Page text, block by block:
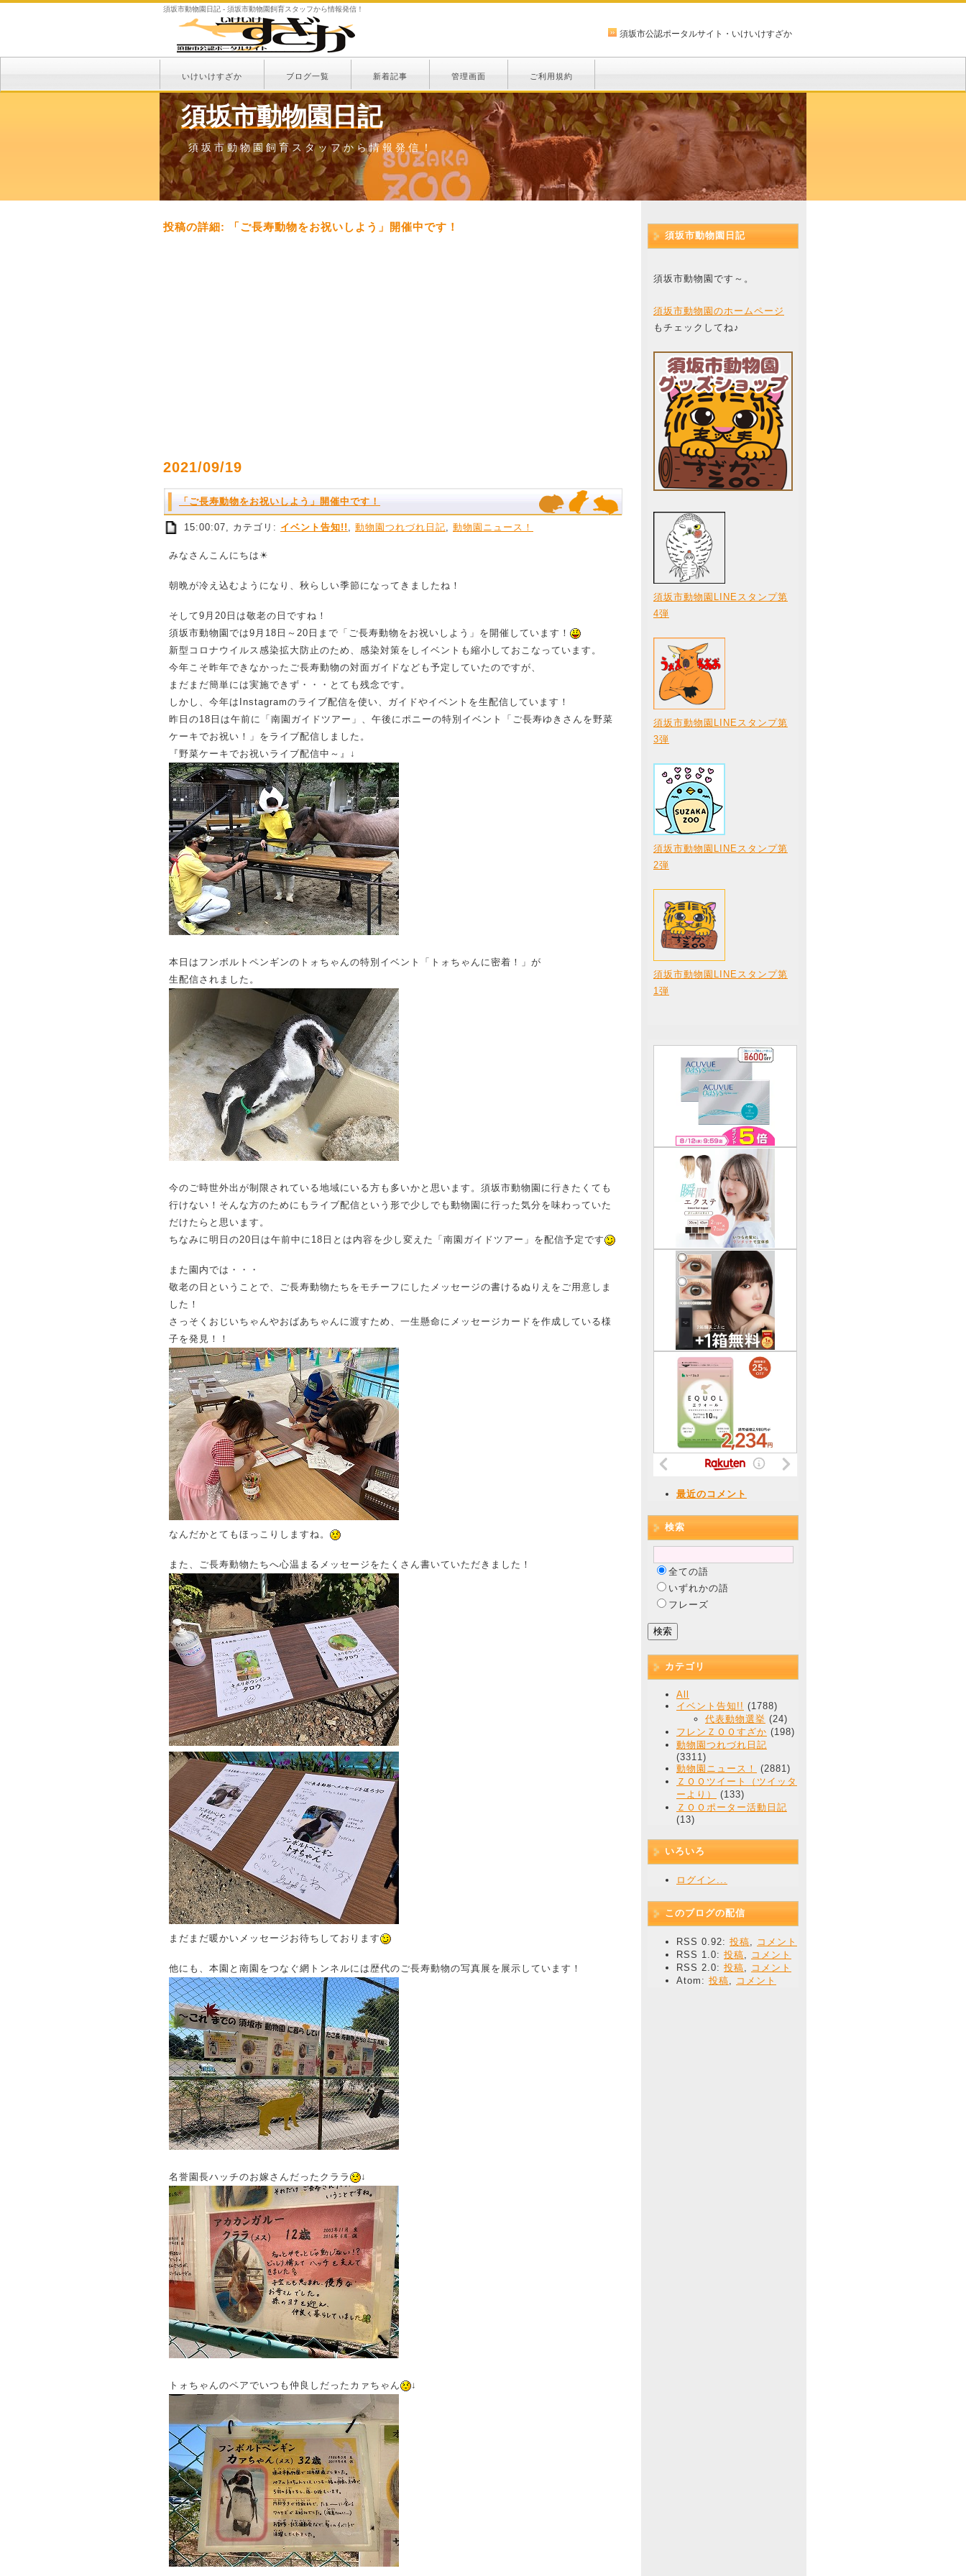
須坂市動物園日記 - 須坂市動物園飼育スタッフから情報発信！
須坂市公認ポータルサイト・いけいけすざか
いけいけすざか ブログ一覧 新着記事 管理画面 ご利用規約
須坂市動物園日記
須坂市動物園飼育スタッフから情報発信！
投稿の詳細: 「ご長寿動物をお祝いしよう」開催中です！
2021/09/19
「ご長寿動物をお祝いしよう」開催中です！
15:00:07, カテゴリ: イベント告知!! 動物園つれづれ日記 動物園ニュース！
みなさんこんにちは☀
朝晩が冷え込むようになり、秋らしい季節になってきましたね！
そして9月20日は敬老の日ですね！
須坂市動物園では9月18日～20日まで「ご長寿動物をお祝いしよう」を開催しています！
新型コロナウイルス感染拡大防止のため、感染対策をしイベントも縮小しておこなっています。
今年こそ昨年できなかったご長寿動物の対面ガイドなども予定していたのですが、
まだまだ簡単には実施できず・・・とても残念です。
しかし、今年はInstagramのライブ配信を使い、ガイドやイベントを生配信しています！
昨日の18日は午前に「南園ガイドツアー」、午後にポニーの特別イベント「ご長寿ゆきさんを野菜
ケーキでお祝い！」をライブ配信しました。
『野菜ケーキでお祝いライブ配信中～』↓
本日はフンボルトペンギンのトォちゃんの特別イベント「トォちゃんに密着！」が
生配信されました。
今のご時世外出が制限されている地域にいる方も多いかと思います。須坂市動物園に行きたくても
行けない！そんな方のためにもライブ配信という形で少しでも動物園に行った気分を味わっていた
だけたらと思います。
ちなみに明日の20日は午前中に18日とは内容を少し変えた「南園ガイドツアー」を配信予定です
また園内では・・・
敬老の日ということで、ご長寿動物たちをモチーフにしたメッセージの書けるぬりえをご用意しま
した！
さっそくおじいちゃんやおばあちゃんに渡すため、一生懸命にメッセージカードを作成している様
子を発見！！
なんだかとてもほっこりしますね。
また、ご長寿動物たちへ心温まるメッセージをたくさん書いていただきました！
まだまだ暖かいメッセージお待ちしております
他にも、本園と南園をつなぐ網トンネルには歴代のご長寿動物の写真展を展示しています！
名誉園長ハッチのお嫁さんだったクララ ↓
トォちゃんのペアでいつも仲良しだったカァちゃん ↓
須坂市動物園日記
須坂市動物園です～。
須坂市動物園のホームページ
もチェックしてね♪
須坂市動物園LINEスタンプ第
4弾
須坂市動物園LINEスタンプ第
3弾
須坂市動物園LINEスタンプ第
2弾
須坂市動物園LINEスタンプ第
1弾
最近のコメント
検索
全ての語
いずれかの語
フレーズ
カテゴリ
All
イベント告知!! (1788)
代表動物選挙 (24)
フレンＺＯＯすざか (198)
動物園つれづれ日記
(3311)
動物園ニュース！
(2881)
ＺＯＯツイート（ツイッタ
ーより）
(133)
ＺＯＯポーター活動日記
(13)
いろいろ
ログイン...
このブログの配信
RSS 0.92: 投稿, コメント
RSS 1.0: 投稿, コメント
RSS 2.0: 投稿, コメント
Atom: 投稿, コメント